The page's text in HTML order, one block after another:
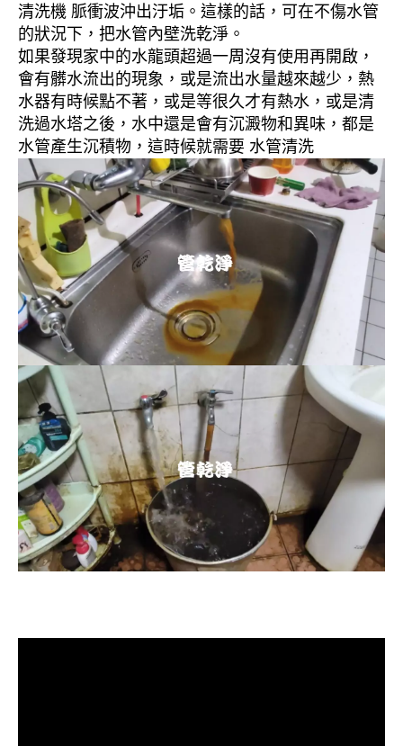
清洗機 脈衝波沖出汙垢。這樣的話，可在不傷水管
的狀況下，把水管內壁洗乾淨。
如果發現家中的水龍頭超過一周沒有使用再開啟，
會有髒水流出的現象，或是流出水量越來越少，熱
水器有時候點不著，或是等很久才有熱水，或是清
洗過水塔之後，水中還是會有沉澱物和異味，都是
水管產生沉積物，這時候就需要 水管清洗